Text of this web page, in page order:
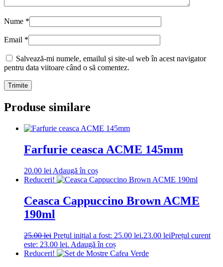
Nume *
Email *
Salvează-mi numele, emailul și site-ul web în acest navigator
pentru data viitoare când o să comentez.
Produse similare
Farfurie ceasca ACME 145mm
20.00 lei Adaugă în coș
Reduceri!
Ceasca Cappuccino Brown ACME
190ml
25.00lei Prețul inițial a fost: 25.00 lei.23.00 leiPrețul curent
este: 23.00 lei. Adaugă în coș
Reduceri!